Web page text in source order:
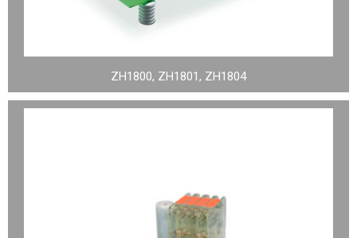
ZH1800, ZH1801, ZH1804